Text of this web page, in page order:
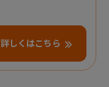
詳しくはこちら